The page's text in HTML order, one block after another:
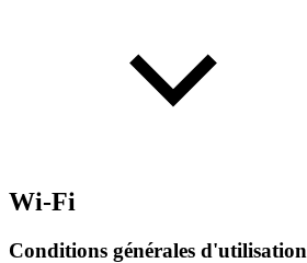
Wi-Fi
Conditions générales d'utilisation